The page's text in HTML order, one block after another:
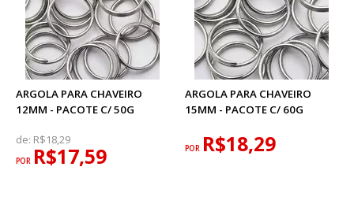
ARGOLA PARA CHAVEIRO
12MM - PACOTE C/ 50G
de: R$18,29
POR R$17,59
ARGOLA PARA CHAVEIRO
15MM - PACOTE C/ 60G
POR R$18,29